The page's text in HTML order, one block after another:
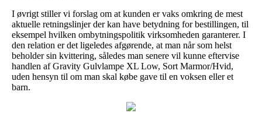
I øvrigt stiller vi forslag om at kunden er vaks omkring de mest
aktuelle retningslinjer der kan have betydning for bestillingen, til
eksempel hvilken ombytningspolitik virksomheden garanterer. I
den relation er det ligeledes afgørende, at man når som helst
beholder sin kvittering, således man senere vil kunne eftervise
handlen af Gravity Gulvlampe XL Low, Sort Marmor/Hvid,
uden hensyn til om man skal købe gave til en voksen eller et
barn.